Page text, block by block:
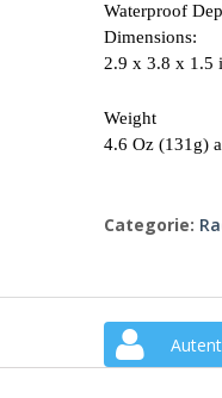
Waterproof
Dimensions:
2.9 x 3.8 x 1.5
Weight
4.6 Oz (131g)
Categorie: